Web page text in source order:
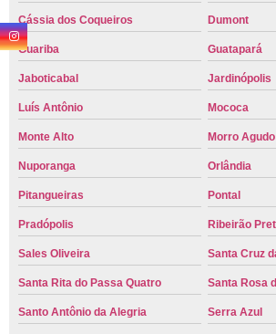
Cássia dos Coqueiros Dumont
Guariba Guatapará
Jaboticabal Jardinópolis
Luís Antônio Mococa
Monte Alto Morro Agudo
Nuporanga Orlândia
Pitangueiras Pontal
Pradópolis Ribeirão
Sales Oliveira Santa Cruz
Santa Rita do Passa Quatro Santa Rosa
Santo Antônio da Alegria Serra Azul